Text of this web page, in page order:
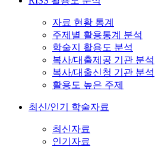
자료 현황 통계
주제별 활용통계 분석
학술지 활용도 분석
복사/대출제공 기관 분석
복사/대출신청 기관 분석
활용도 높은 주제
최신/인기 학술자료
최신자료
인기자료